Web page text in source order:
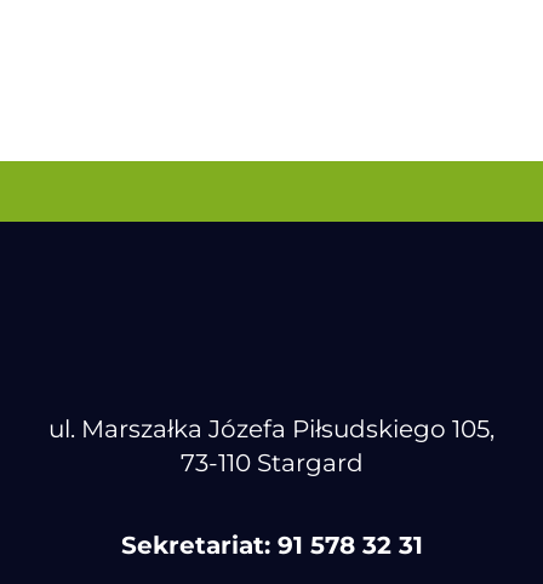
ul. Marszałka Józefa Piłsudskiego 105,
73-110 Stargard
Sekretariat: 91 578 32 31